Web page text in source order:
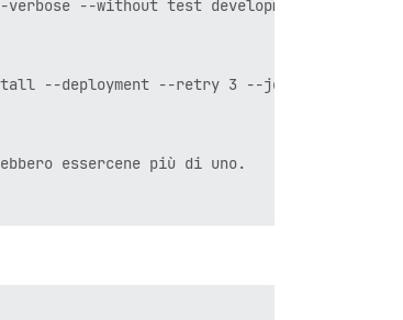
--without test development' è
--deployment --retry 3 --jobs 4 --
essercene più di uno.